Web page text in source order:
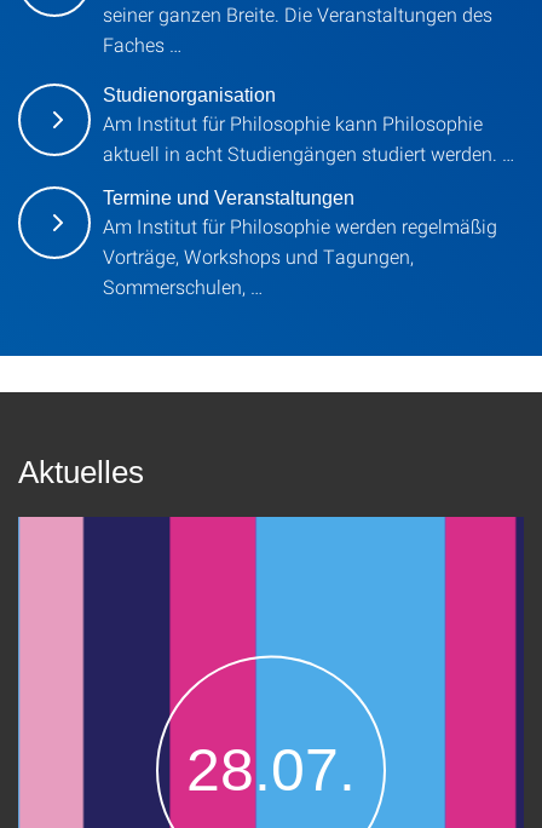
seiner ganzen Breite. Die Veranstaltungen des
Faches …
Studienorganisation
Am Institut für Philosophie kann Philosophie
aktuell in acht Studiengängen studiert werden. …
Termine und Veranstaltungen
Am Institut für Philosophie werden regelmäßig
Vorträge, Workshops und Tagungen,
Sommerschulen, …
Aktuelles
28.07.